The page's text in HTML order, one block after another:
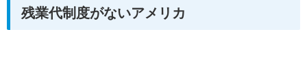
残業代制度がないアメリカ